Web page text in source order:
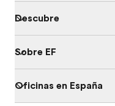
Descubre
Sobre EF
Oficinas en España